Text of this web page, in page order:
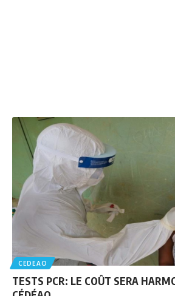
CEDEAO
TESTS PCR: LE COÛT SERA